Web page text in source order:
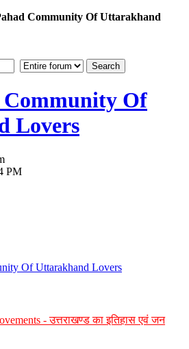
Community Of Uttarakhand
Of
Lovers
PM
Of Uttarakhand Lovers
- उत्तराखण्ड का इतिहास एवं जन